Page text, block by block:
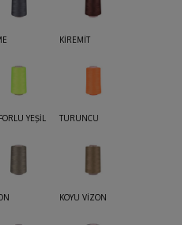
KİREMİT
YEŞİL TURUNCU
KOYU VİZON